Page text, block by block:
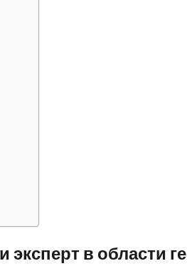
в области